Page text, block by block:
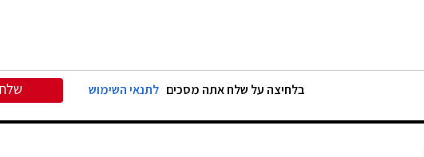
בלחיצה על שלח אתה מסכים לתנאי השימוש